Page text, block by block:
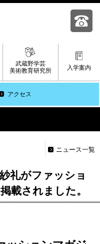
武蔵野学芸
美術教育研究所
入学案内
アクセス
ニュース一覧
礼がファッショ
載されました。